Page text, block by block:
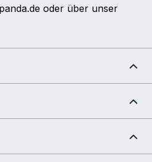
oder über unser